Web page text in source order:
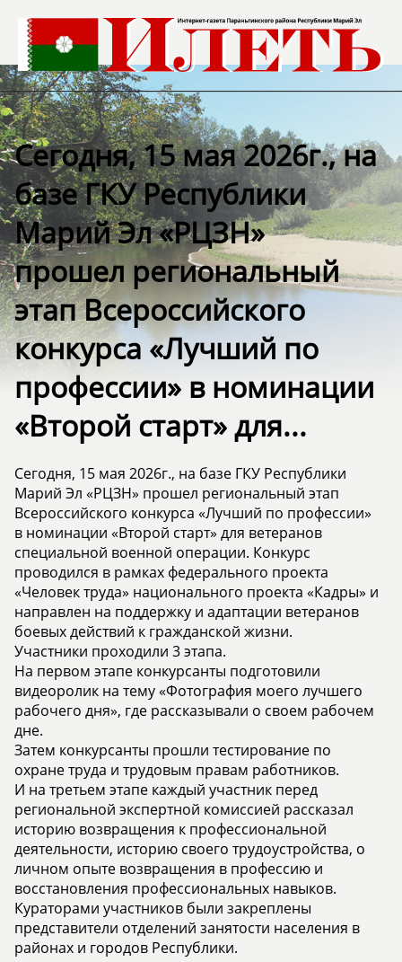
Сегодня, 15 мая 2026г., на
базе ГКУ Республики
Марий Эл «РЦЗН»
прошел региональный
этап Всероссийского
конкурса «Лучший по
профессии» в номинации
«Второй старт» для...
Сегодня, 15 мая 2026г., на базе ГКУ Республики
Марий Эл «РЦЗН» прошел региональный этап
Всероссийского конкурса «Лучший по профессии»
в номинации «Второй старт» для ветеранов
специальной военной операции. Конкурс
проводился в рамках федерального проекта
«Человек труда» национального проекта «Кадры» и
направлен на поддержку и адаптации ветеранов
боевых действий к гражданской жизни.
Участники проходили 3 этапа.
На первом этапе конкурсанты подготовили
видеоролик на тему «Фотография моего лучшего
рабочего дня», где рассказывали о своем рабочем
дне.
Затем конкурсанты прошли тестирование по
охране труда и трудовым правам работников.
И на третьем этапе каждый участник перед
региональной экспертной комиссией рассказал
историю возвращения к профессиональной
деятельности, историю своего трудоустройства, о
личном опыте возвращения в профессию и
восстановления профессиональных навыков.
Кураторами участников были закреплены
представители отделений занятости населения в
районах и городов Республики.